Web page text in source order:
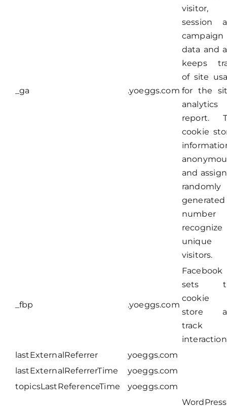
_ga .yoeggs.com
visitor,
session
campaign
data and
keeps
of site
for the
analytics
report.
cookie
and
randomly
generated
number
recognize
unique
visitors.
_fbp .yoeggs.com
Facebook
sets
cookie
store
track
lastExternalReferrer
yoeggs.com
lastExternalReferrerTime
yoeggs.com
topicsLastReferenceTime
yoeggs.com
WordPress